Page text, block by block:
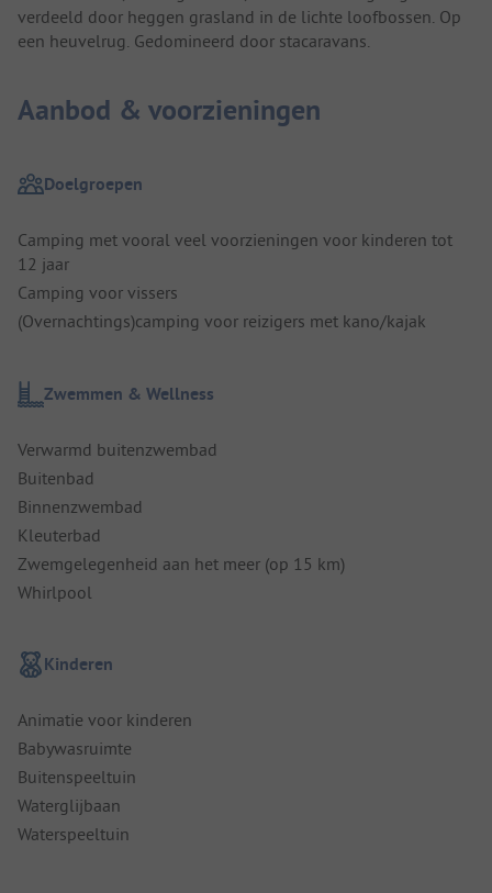
verdeeld door heggen grasland in de lichte loofbossen. Op
een heuvelrug. Gedomineerd door stacaravans.
Aanbod & voorzieningen
Doelgroepen
Camping met vooral veel voorzieningen voor kinderen tot
12 jaar
Camping voor vissers
(Overnachtings)camping voor reizigers met kano/kajak
Zwemmen & Wellness
Verwarmd buitenzwembad
Buitenbad
Binnenzwembad
Kleuterbad
Zwemgelegenheid aan het meer (op 15 km)
Whirlpool
Kinderen
Animatie voor kinderen
Babywasruimte
Buitenspeeltuin
Waterglijbaan
Waterspeeltuin